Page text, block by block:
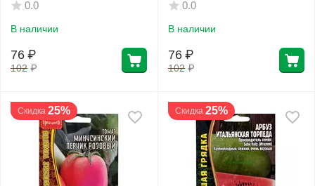
0.0
В наличии
102 ₽
76 ₽
0.0
В наличии
102 ₽
76 ₽
Скидка 25% Скидка 25%